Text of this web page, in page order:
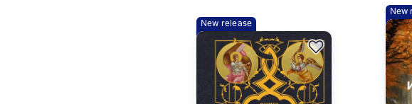
New release
New